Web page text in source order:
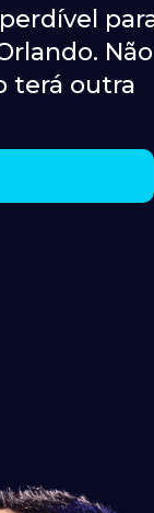
Não
terá outra